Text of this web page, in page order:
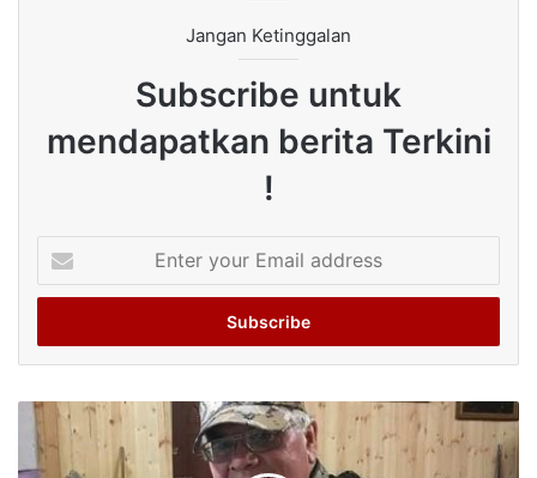
Jangan Ketinggalan
Subscribe untuk
mendapatkan berita Terkini
!
your
Email